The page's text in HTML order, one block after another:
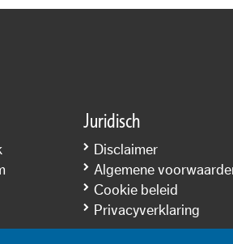
Juridisch
Disclaimer
Algemene
Cookie beleid
Privacyverklaring